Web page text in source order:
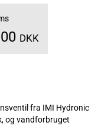
DKK
fra IMI Hydronic
og vandforbruget